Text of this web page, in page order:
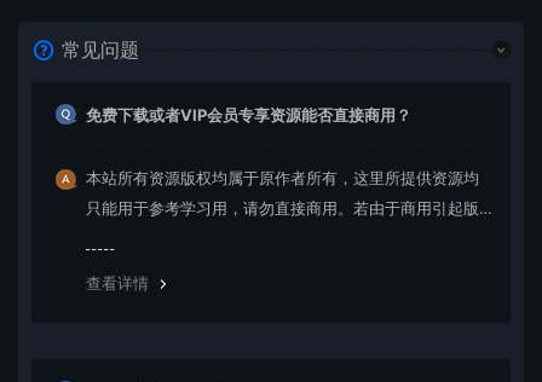
常见问题
免费下载或者VIP会员专享资源能否直接商用？
本站所有资源版权均属于原作者所有，这里所提供资源均
只能用于参考学习用，请勿直接商用。若由于商用引起版
查看详情